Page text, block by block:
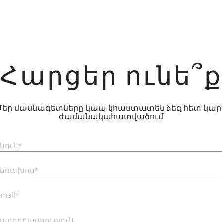
Հարցեր ունե՞ք
մասնագետները կապ կհաստատեն ձեզ հետ
ժամանակահատվածում
mail*